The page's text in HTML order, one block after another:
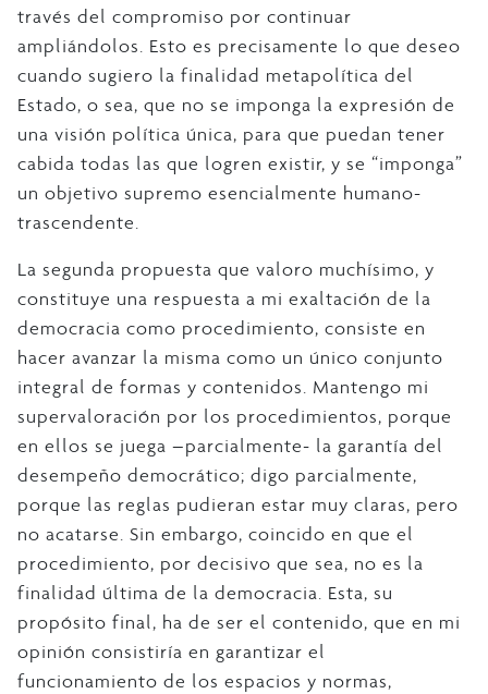
través del compromiso por continuar
ampliándolos. Esto es precisamente lo que deseo
cuando sugiero la finalidad metapolítica del
Estado, o sea, que no se imponga la expresión de
una visión política única, para que puedan tener
cabida todas las que logren existir, y se “imponga”
un objetivo supremo esencialmente humano-
trascendente.
La segunda propuesta que valoro muchísimo, y
constituye una respuesta a mi exaltación de la
democracia como procedimiento, consiste en
hacer avanzar la misma como un único conjunto
integral de formas y contenidos. Mantengo mi
supervaloración por los procedimientos, porque
en ellos se juega –parcialmente- la garantía del
desempeño democrático; digo parcialmente,
porque las reglas pudieran estar muy claras, pero
no acatarse. Sin embargo, coincido en que el
procedimiento, por decisivo que sea, no es la
finalidad última de la democracia. Esta, su
propósito final, ha de ser el contenido, que en mi
opinión consistiría en garantizar el
funcionamiento de los espacios y normas,